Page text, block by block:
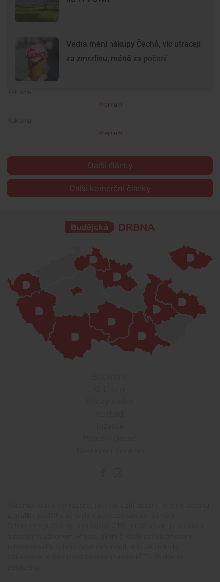
Vedra mění nákupy Čechů, víc utrácejí
za zmrzlinu, méně za pečení
Premium
Premium
Další články
Další komerční články